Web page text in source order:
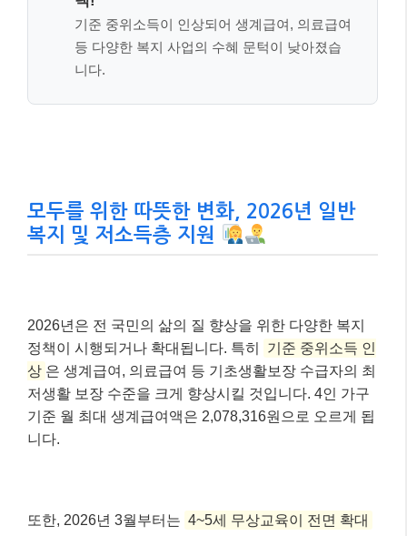
사례 주인공의 상황
개인 소득은 월 200만원이며, 원가구 소득은 기
적용 가능한 혜택